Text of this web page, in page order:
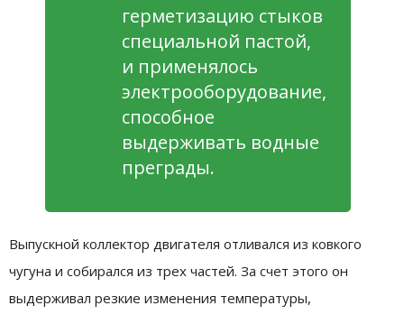
герметизацию стыков
специальной пастой,
и применялось
электрооборудование,
способное
выдерживать водные
преграды.
Выпускной коллектор двигателя отливался из ковкого
чугуна и собирался из трех частей. За счет этого он
выдерживал резкие изменения температуры,